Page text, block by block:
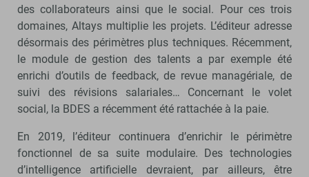
des collaborateurs ainsi que le social. Pour ces trois
domaines, Altays multiplie les projets. L’éditeur adresse
désormais des périmètres plus techniques. Récemment,
le module de gestion des talents a par exemple été
enrichi d’outils de feedback, de revue managériale, de
suivi des révisions salariales… Concernant le volet
social, la BDES a récemment été rattachée à la paie.
En 2019, l’éditeur continuera d’enrichir le périmètre
fonctionnel de sa suite modulaire. Des technologies
d’intelligence artificielle devraient, par ailleurs, être